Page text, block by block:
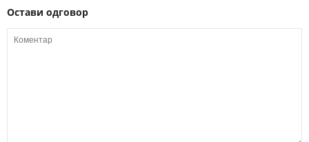
Остави одговор